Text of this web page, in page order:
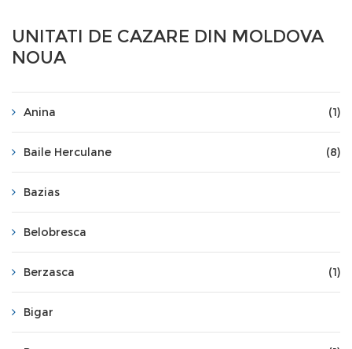
UNITATI DE CAZARE DIN MOLDOVA
NOUA
Anina (1)
Baile Herculane (8)
Bazias
Belobresca
Berzasca (1)
Bigar